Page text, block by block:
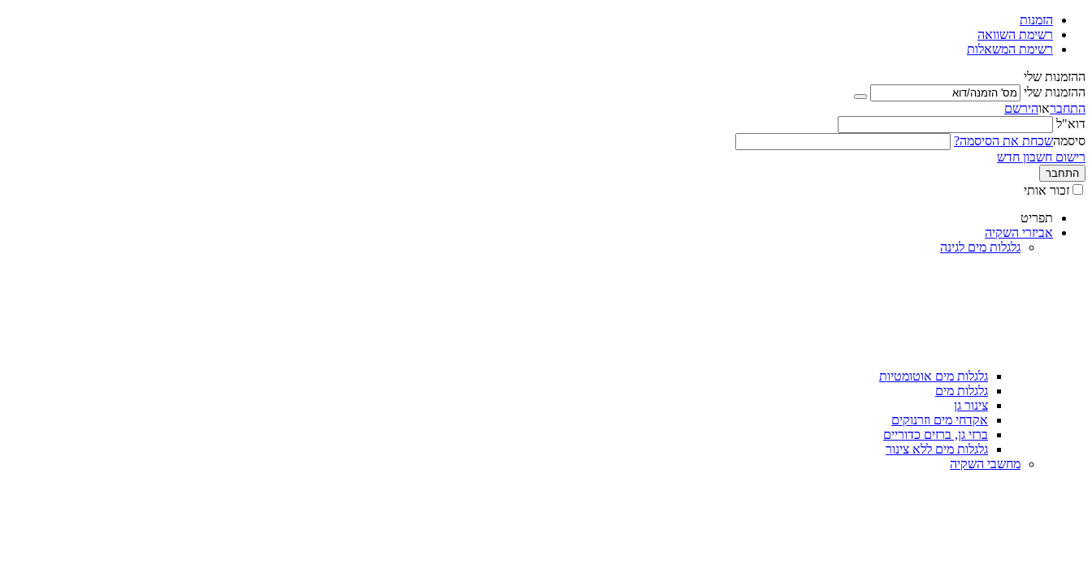
הזמנות
רשימת השוואה
רשימת המשאלות
ההזמנות שלי
ההזמנות שלי
התחבראוהירשם
דוא"ל
סיסמהשכחת את הסיסמה?
רישום חשבון חדש
התחבר
זכור אותי
תפריט
אביזרי השקיה
גלגלות מים לגינה
גלגלות מים אוטומטיות
גלגלות מים
צינור גן
אקדחי מים וזרנוקים
ברזי גן, ברזים כדוריים
גלגלות מים ללא צינור
מחשבי השקיה